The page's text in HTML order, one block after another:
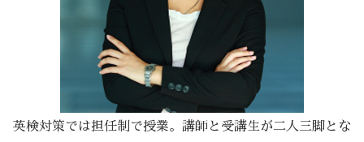
英検対策では担任制で授業。講師と受講生が二人三脚とな